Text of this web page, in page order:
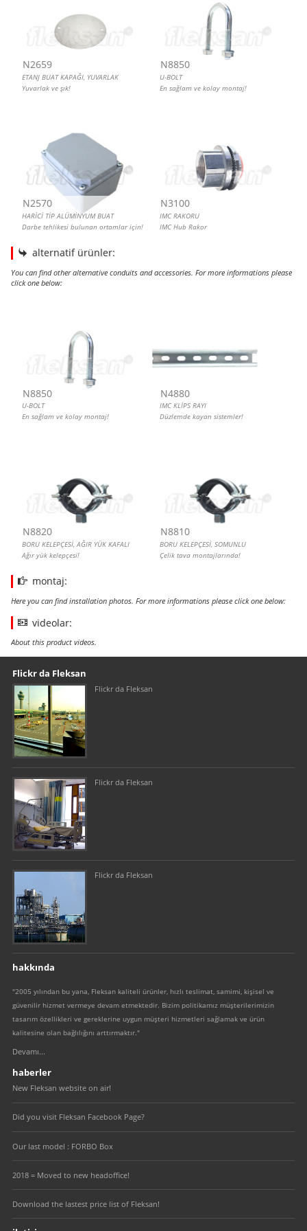
N2659
ETANJ BUAT KAPAĞI, YUVARLAK
Yuvarlak ve şık!
N8850
U-BOLT
En sağlam ve kolay montaj!
N2570
HARİCİ TİP ALÜMİNYUM BUAT
Darbe tehlikesi bulunan ortamlar için!
N3100
IMC RAKORU
IMC Hub Rakor
alternatif ürünler:
You can find other alternative conduits and accessories. For more informations please
click one below:
N8850
U-BOLT
En sağlam ve kolay montaj!
N4880
IMC KLİPS RAYI
Düzlemde kayan sistemler!
N8820
BORU KELEPÇESİ, AĞIR YÜK KAFALI
Ağır yük kelepçesi!
N8810
BORU KELEPÇESİ, SOMUNLU
Çelik tava montajlarında!
montaj:
Here you can find installation photos. For more informations please click one below:
videolar:
About this product videos.
Our footer
Footer content
Flickr da Fleksan
Flickr da Fleksan
Flickr da Fleksan
Flickr da Fleksan
hakkında
"2005 yılından bu yana, Fleksan kaliteli ürünler, hızlı teslimat, samimi, kişisel ve
güvenilir hizmet vermeye devam etmektedir. Bizim politikamız müşterilerimizin
tasarım özellikleri ve gereklerine uygun müşteri hizmetleri sağlamak ve ürün
kalitesine olan bağlılığını arttırmaktır."
Devamı...
haberler
New Fleksan website on air!
Did you visit Fleksan Facebook Page?
Our last model : FORBO Box
2018 = Moved to new headoffice!
Download the lastest price list of Fleksan!